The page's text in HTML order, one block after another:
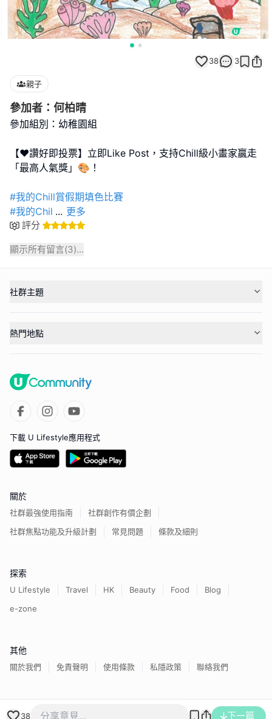
38 3
親子
參加者：何柏晴
參加組別：幼稚園組
【❤️讚好即投票】立即Like Post，支持Chill級小畫家贏走
「最高人氣獎」🎨！
#我的Chill賞假期填色比賽
#我的Chil ... 更多
評分
顯示所有留言(3)...
38 下一篇
社群主題
熱門地點
下載 U Lifestyle應用程式
關於
社群最強使用指南
社群創作有價企劃
社群焦點功能及升級計劃
常見問題 條款及細則
探索
U Lifestyle Travel HK Beauty Food
Blog
e-zone
其他
關於我們 免責聲明 使用條款 私隱政策 聯絡我們
香港經濟日報版權所有©